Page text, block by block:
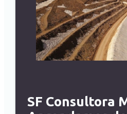
SF Consultora